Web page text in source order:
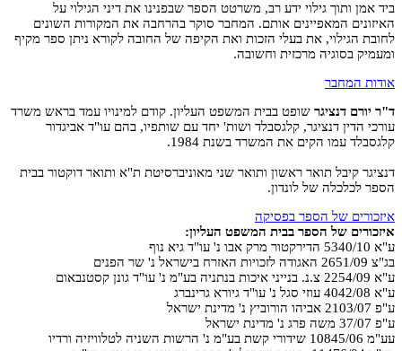
ביד אמן ותוך גילוי ידע רב, משרטט הספר שבפנינו את דיני הגילוי על
האיזונים המאפיינים אותם. המחבר סוקר בהרחבה את המקורות השונים
לחובת הגילוי, את בעלי הזכות ואת הקיפה של החובה לקורא ניתן ספר מקיף
ומעמיק בסוגיה מרכזית וחשובה.
אודות המחבר
ד"ר יורם דנציגר שופט בבית המשפט העליון. קודם למינויו עמד בראש משרד
עורכי הדין דנציגר, קלגסבלד ושות' יחד עם שותפיו, בהם עו"ד אביגדור
קלגסבלד עמו הקים את המשרד בשנת 1984.
דנציגר קיבל תואר ראשון ותואר שני מאוניברסיטת ת"א ותואר דוקטור בבית
הספר לכלכלה של לונדון.
איזכורים של הספר בפסיקה
איזכורים של הספר בבית המשפט העליון:
ע"א 5340/10 הדירקטור מרק אבו נ' עו"ד גיא נוף
בג"צ 2651/09 האגודה לזכויות האזרח בישראל נ' שר הפנים
ע"א 2254/09 צ.נ. בנייני איכות בנתניה בע"מ נ' עו"ד גונן קסטנבאום
ע"א 4042/08 עוזי סגל נ' עו"ד גיורא גרינברג
ע"פ 2103/07 אביהו הורוביץ נ' מדינת ישראל
ע"פ 37/07 משה פרג נ' מדינת ישראל
עע"מ 10845/06 שידורי קשת בע"מ נ' הרשות השניה לטלוויזיה ורדיו